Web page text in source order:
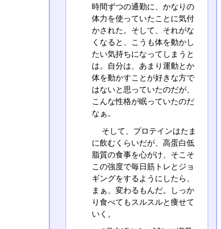
時間ずつの通勤に、かなりの
体力を使っていたことに気付
かされた。そして、それがな
くなると、こうも体を動かし
たい気持ちになってしまうと
は。自分は、あまり運動とか
体を動かすことが好きな方で
はないと思っていたのだが、
こんな性格が眠っていたのだ
なぁ。
そして、プロテインはたま
に飲むくらいだが、高蛋白低
脂質の食事を心がけ、そこそ
この強度で毎日筋トレとジョ
ギングをするようにしたら、
まぁ、変わるもんだ。しっか
り食べてもスルスルと痩せて
いく。